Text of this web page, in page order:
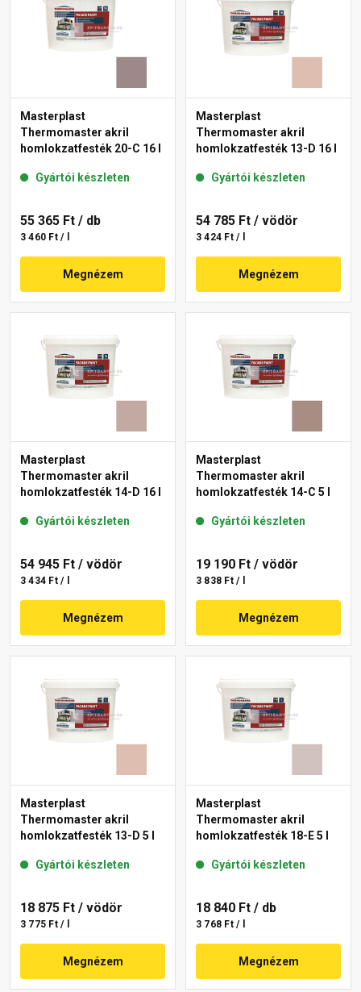
Masterplast
Thermomaster akril
homlokzatfesték 20-C 16 l
Gyártói készleten
55 365 Ft / db
3 460 Ft / l
Megnézem
Masterplast
Thermomaster akril
homlokzatfesték 13-D 16 l
Gyártói készleten
54 785 Ft / vödör
3 424 Ft / l
Megnézem
Masterplast
Thermomaster akril
homlokzatfesték 14-D 16 l
Gyártói készleten
54 945 Ft / vödör
3 434 Ft / l
Megnézem
Masterplast
Thermomaster akril
homlokzatfesték 14-C 5 l
Gyártói készleten
19 190 Ft / vödör
3 838 Ft / l
Megnézem
Masterplast
Thermomaster akril
homlokzatfesték 13-D 5 l
Gyártói készleten
18 875 Ft / vödör
3 775 Ft / l
Megnézem
Masterplast
Thermomaster akril
homlokzatfesték 18-E 5 l
Gyártói készleten
18 840 Ft / db
3 768 Ft / l
Megnézem